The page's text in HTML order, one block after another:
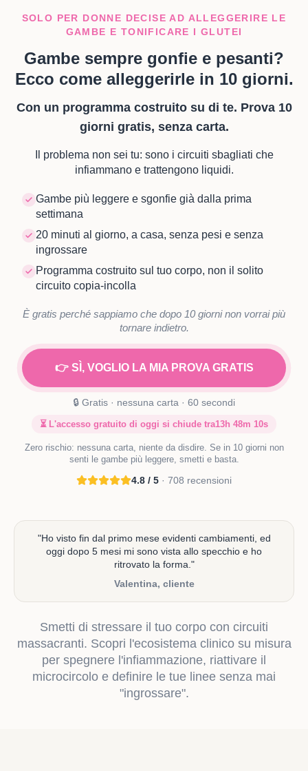
SOLO PER DONNE DECISE AD ALLEGGERIRE LE
GAMBE E TONIFICARE I GLUTEI
Gambe sempre gonfie e pesanti?
Ecco come alleggerirle in 10 giorni.
Con un programma costruito su di te. Prova 10
giorni gratis, senza carta.
Il problema non sei tu: sono i circuiti sbagliati che
infiammano e trattengono liquidi.
Gambe più leggere e sgonfie già dalla prima
settimana
20 minuti al giorno, a casa, senza pesi e senza
ingrossare
Programma costruito sul tuo corpo, non il solito
circuito copia-incolla
È gratis perché sappiamo che dopo 10 giorni non vorrai più
tornare indietro.
👉 SÌ, VOGLIO LA MIA PROVA GRATIS
🔒 Gratis · nessuna carta · 60 secondi
⏳ L'accesso gratuito di oggi si chiude tra13h 48m 09s
Zero rischio: nessuna carta, niente da disdire. Se in 10 giorni non
senti le gambe più leggere, smetti e basta.
4.8 / 5 · 708 recensioni
"Ho visto fin dal primo mese evidenti cambiamenti, ed
oggi dopo 5 mesi mi sono vista allo specchio e ho
ritrovato la forma. "
Valentina, cliente
Smetti di stressare il tuo corpo con circuiti
massacranti. Scopri l'ecosistema clinico su misura
per spegnere l'infiammazione, riattivare il
microcircolo e definire le tue linee senza mai
"ingrossare".